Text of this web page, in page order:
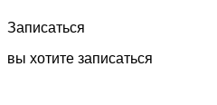
Записаться
вы хотите записаться